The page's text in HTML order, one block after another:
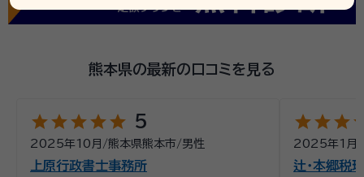
熊本県の最新の口コミを見る
starstarstarstarstar 5
2025年10月 /熊本県熊本市/男性
上原行政書士事務所
starstarstar
2025年1月
辻・本郷税